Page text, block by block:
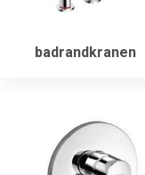
badrandkranen